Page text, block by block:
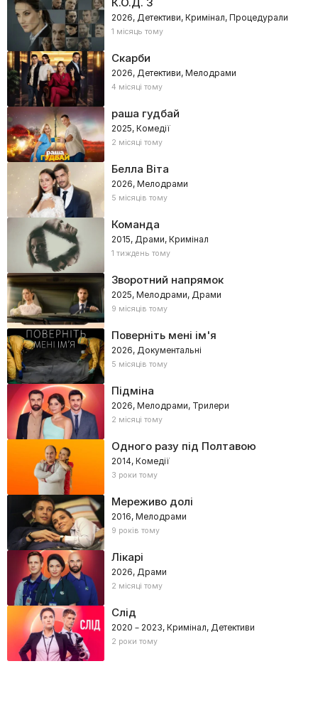
2026, Детективи, Кримінал, Процедурали
1 місяць тому
Скарби
2026, Детективи, Мелодрами
4 місяці тому
раша гудбай
2025, Комедії
2 місяці тому
Белла Віта
2026, Мелодрами
5 місяців тому
Команда
2015, Драми, Кримінал
1 тиждень тому
Зворотний напрямок
2025, Мелодрами, Драми
9 місяців тому
Поверніть мені ім'я
2026, Документальні
5 місяців тому
Підміна
2026, Мелодрами, Трилери
2 місяці тому
Одного разу під Полтавою
2014, Комедії
3 роки тому
Мереживо долі
2016, Мелодрами
9 років тому
Лікарі
2026, Драми
2 місяці тому
Слід
2020 – 2023, Кримінал, Детективи
2 роки тому